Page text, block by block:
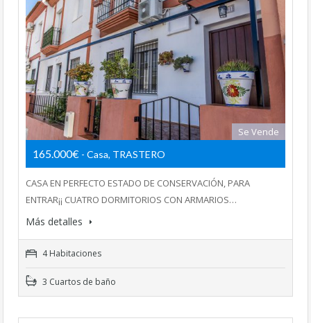
Se Vende
165.000€ - Casa, TRASTERO
CASA EN PERFECTO ESTADO DE CONSERVACIÓN, PARA
ENTRAR¡¡ CUATRO DORMITORIOS CON ARMARIOS…
Más detalles
4 Habitaciones
3 Cuartos de baño